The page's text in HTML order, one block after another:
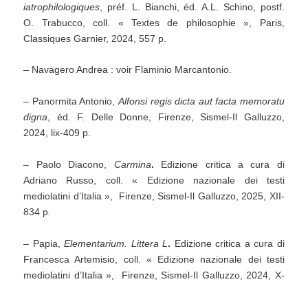
iatrophilologiques , préf. L. Bianchi, éd. A.L. Schino, postf.
O. Trabucco, coll. « Textes de philosophie », Paris,
Classiques Garnier, 2024, 557 p.
– Navagero Andrea : voir Flaminio Marcantonio.
– Panormita Antonio, Alfonsi regis dicta aut facta memoratu
digna , éd. F. Delle Donne, Firenze, Sismel-Il Galluzzo,
2024, lix-409 p.
– Paolo Diacono, Carmina. Edizione critica a cura di
Adriano Russo, coll. « Edizione nazionale dei testi
mediolatini d’Italia », Firenze, Sismel-Il Galluzzo, 2025, XII-
834 p.
– Papia,Elementarium. Littera L . Edizione critica a cura di
Francesca Artemisio, coll. « Edizione nazionale dei testi
mediolatini d’Italia », Firenze, Sismel-Il Galluzzo, 2024, X-